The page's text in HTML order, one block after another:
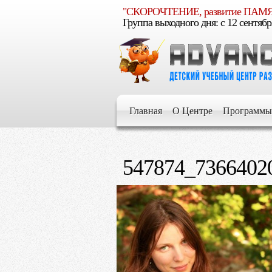
"СКОРОЧТЕНИЕ, развитие
Группа выходного дня: c 12
Главная О Центре Программы